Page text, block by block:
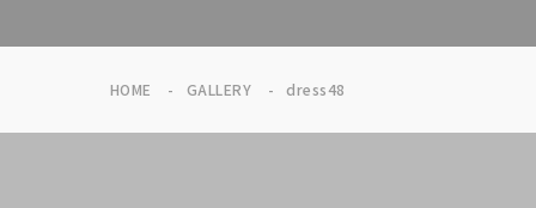
HOME GALLERY dress48